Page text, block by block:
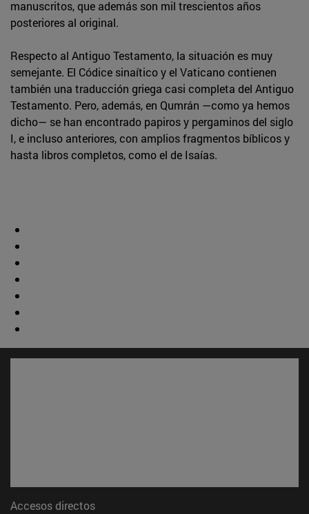
manuscritos, que además son mil trescientos años
posteriores al original.
Respecto al Antiguo Testamento, la situación es muy
semejante. El Códice sinaítico y el Vaticano contienen
también una traducción griega casi completa del Antiguo
Testamento. Pero, además, en Qumrán —como ya hemos
dicho— se han encontrado papiros y pergaminos del siglo
I, e incluso anteriores, con amplios fragmentos bíblicos y
hasta libros completos, como el de Isaías.
Accesos directos